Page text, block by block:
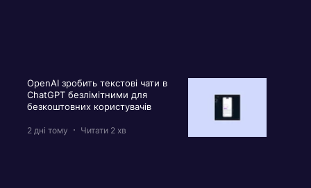
OpenAI зробить текстові чати в
ChatGPT безлімітними для
безкоштовних користувачів
2 дні тому Читати 2 хв